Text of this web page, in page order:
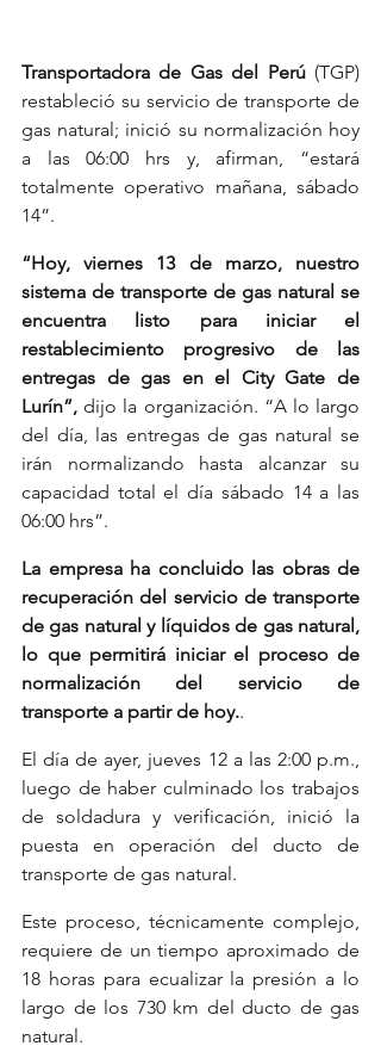
Transportadora de Gas del Perú (TGP)
restableció su servicio de transporte de
gas natural; inició su normalización hoy
a las 06:00 hrs y, afirman, “estará
totalmente operativo mañana, sábado
14”.
“Hoy, viernes 13 de marzo, nuestro
sistema de transporte de gas natural se
encuentra listo para iniciar el
restablecimiento progresivo de las
entregas de gas en el City Gate de
Lurín”, dijo la organización. “A lo largo
del día, las entregas de gas natural se
irán normalizando hasta alcanzar su
capacidad total el día sábado 14 a las
06:00 hrs”.
La empresa ha concluido las obras de
recuperación del servicio de transporte
de gas natural y líquidos de gas natural,
lo que permitirá iniciar el proceso de
normalización del servicio de
transporte a partir de hoy..
El día de ayer, jueves 12 a las 2:00 p.m.,
luego de haber culminado los trabajos
de soldadura y verificación, inició la
puesta en operación del ducto de
transporte de gas natural.
Este proceso, técnicamente complejo,
requiere de un tiempo aproximado de
18 horas para ecualizar la presión a lo
largo de los 730 km del ducto de gas
natural.